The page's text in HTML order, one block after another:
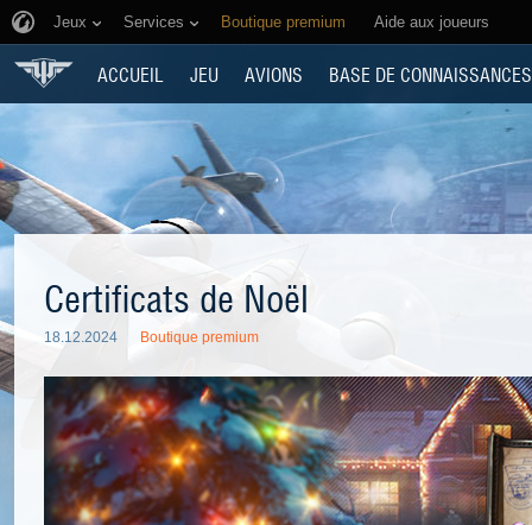
Jeux Services Boutique premium Aide aux joueurs
ACCUEIL JEU AVIONS BASE DE CONNAISSANCES
Certificats de Noël
18.12.2024 Boutique premium